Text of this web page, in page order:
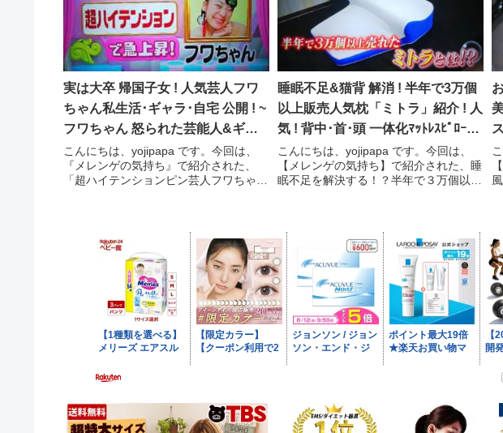
実は大卒 帰国子女 ! 人気芸人フワ
ちゃん私生活･ギャラ･自宅 公開 ! ~
フワちゃん 怒られた芸能人&ギャ
ラ事情 ! ~【メレンゲの気持ち】
こんにちは、yojipapa です。今回は、
『メレンゲの気持ち』で紹介された、
「超ハイテンションピン芸人フワちゃん
ーム裏話＆家族生活！...
睡眠不足&猫背 解消 ! 半年で3万個
以上販売人気枕「ミトラ」紹介 ! 人
気 ! 背中･首･頭 一体化ﾏｯﾄﾚｽﾋﾟﾛｰ枕
「ミトラ」【ﾒﾚﾝｹﾞの気持ち】
こんにちは、yojipapa です。今回は、
【メレンゲの気持ち】で紹介された、睡
眠不足を解決する！？半年で３万個以上
佐ヶ...